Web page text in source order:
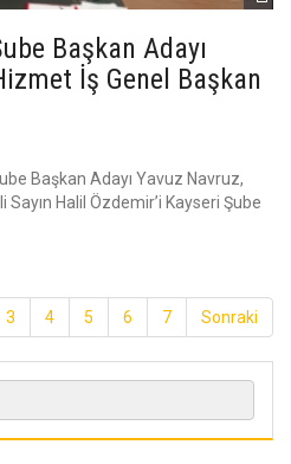
Başkan Adayı
İş Genel Başkan
Başkan Adayı Yavuz Navruz,
Halil Özdemir’i Kayseri Şube
3 4 5 6 7 Sonraki